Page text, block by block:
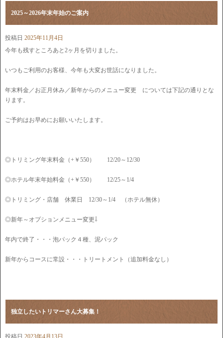
2025～2026年末年始のご案内
投稿日 2025年11月4日
今年も残すところあと2ヶ月を切りました。
いつもご利用のお客様、今年も大変お世話になりました。
年末料金／お正月休み／新年からのメニュー変更 については下記の通りとな
ります。
ご予約はお早めにお願いいたします。
◎トリミング年末料金（+￥550） 12/20～12/30
◎ホテル年末年始料金（+￥550） 12/25～1/4
◎トリミング・店舗 休業日 12/30～1/4 （ホテル無休）
◎新年～オプションメニュー変更⇩
年内で終了・・・泡パック４種、泥パック
新年からコースに常設・・・トリートメント（追加料金なし）
独立したいトリマーさん大募集！
投稿日 2023年4月13日